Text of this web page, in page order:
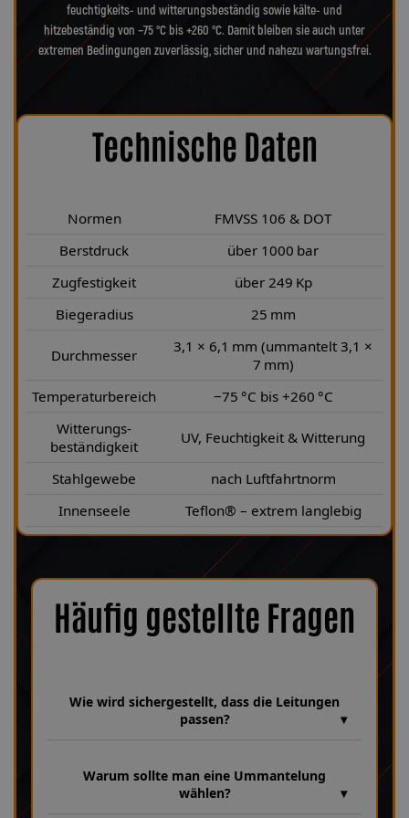
feuchtigkeits- und witterungsbeständig sowie kälte- und
hitzebeständig von −75 °C bis +260 °C. Damit bleiben sie auch unter
extremen Bedingungen zuverlässig, sicher und nahezu wartungsfrei.
Technische Daten
Normen
FMVSS 106 & DOT
Berstdruck
über 1000 bar
Zugfestigkeit
über 249 Kp
Biegeradius
25 mm
Durchmesser
3,1 × 6,1 mm (ummantelt 3,1 ×
7 mm)
Temperaturbereich
−75 °C bis +260 °C
Witterungs-
beständigkeit
UV, Feuchtigkeit & Witterung
Stahlgewebe
nach Luftfahrtnorm
Innenseele
Teflon® – extrem langlebig
Häufig gestellte Fragen
Wie wird sichergestellt, dass die Leitungen
passen?
Leitungsvarianten hinterlegt sind. Dabei achten wir bei jeder
Fertigung genau auf Fahrzeugparameter wie HSN , TSN sowie
Warum sollte man eine Ummantelung
wählen?